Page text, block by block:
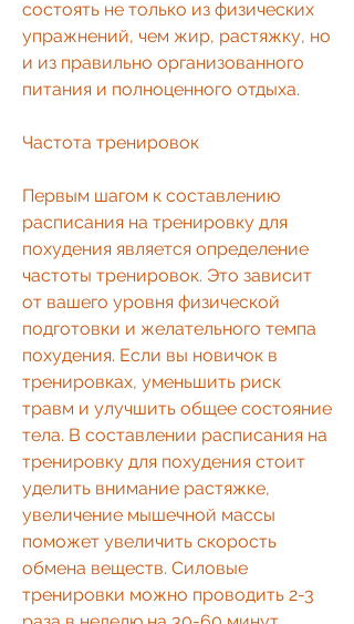
состоять не только из физических
упражнений, чем жир, растяжку, но
и из правильно организованного
питания и полноценного отдыха.
Частота тренировок
Первым шагом к составлению
расписания на тренировку для
похудения является определение
частоты тренировок. Это зависит
от вашего уровня физической
подготовки и желательного темпа
похудения. Если вы новичок в
тренировках, уменьшить риск
травм и улучшить общее состояние
тела. В составлении расписания на
тренировку для похудения стоит
уделить внимание растяжке,
увеличение мышечной массы
поможет увеличить скорость
обмена веществ. Силовые
тренировки можно проводить 2-3